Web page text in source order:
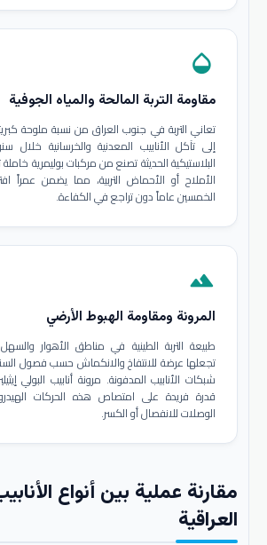
opacity
مقاومة التربة المالحة والمياه الجوفية
تعاني التربة في جنوب العراق من نسبة ملوحة
إلى تآكل الأنابيب المعدنية والخرسانية خلال
البلاستيكية الحديثة تصنع من مركبات بوليمرية
الأملاح أو الأحماض التربية، مما يضمن عمراً
الخمسين عاماً دون تراجع في الكفاءة.
terrain
المرونة ومقاومة الهبوط الأرضي
طبيعة التربة الطينية في مناطق الأهوار
تجعلها عرضة للانتفاخ والانكماش حسب فصول
قدرة فريدة على امتصاص هذه الحركات
الوصلات للانفصال أو الكسر.
مقارنة عملية بين أنواع
العراقية